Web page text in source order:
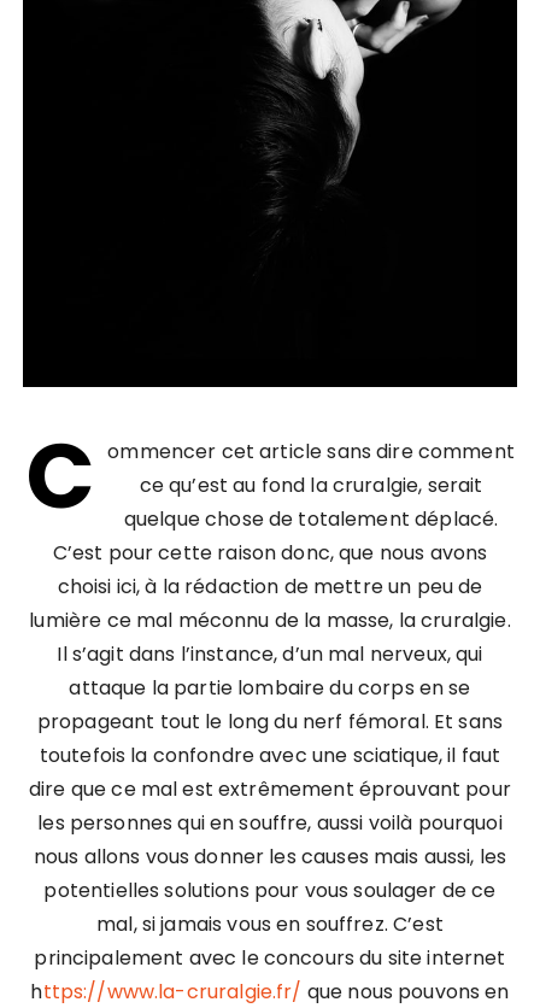
C ommencer cet article sans dire comment
ce qu’est au fond la cruralgie, serait
quelque chose de totalement déplacé.
C’est pour cette raison donc, que nous avons
choisi ici, à la rédaction de mettre un peu de
lumière ce mal méconnu de la masse, la cruralgie.
Il s’agit dans l’instance, d’un mal nerveux, qui
attaque la partie lombaire du corps en se
propageant tout le long du nerf fémoral. Et sans
toutefois la confondre avec une sciatique, il faut
dire que ce mal est extrêmement éprouvant pour
les personnes qui en souffre, aussi voilà pourquoi
nous allons vous donner les causes mais aussi, les
potentielles solutions pour vous soulager de ce
mal, si jamais vous en souffrez. C’est
principalement avec le concours du site internet
https://www.la-cruralgie.fr/ que nous pouvons en